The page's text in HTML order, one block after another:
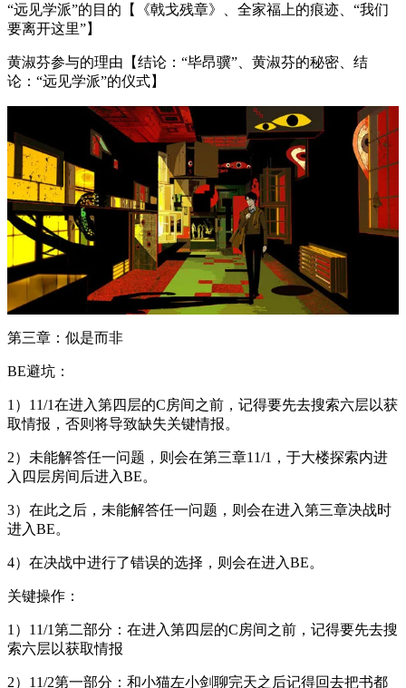
“远见学派”的目的【《戟戈残章》、全家福上的痕迹、“我们
要离开这里”】
黄淑芬参与的理由【结论：“毕昂骥”、黄淑芬的秘密、结
论：“远见学派”的仪式】
第三章：似是而非
BE避坑：
1）11/1在进入第四层的C房间之前，记得要先去搜索六层以获
取情报，否则将导致缺失关键情报。
2）未能解答任一问题，则会在第三章11/1，于大楼探索内进
入四层房间后进入BE。
3）在此之后，未能解答任一问题，则会在进入第三章决战时
进入BE。
4）在决战中进行了错误的选择，则会在进入BE。
关键操作：
1）11/1第二部分：在进入第四层的C房间之前，记得要先去搜
索六层以获取情报
2）11/2第一部分：和小猫左小剑聊完天之后记得回去把书都